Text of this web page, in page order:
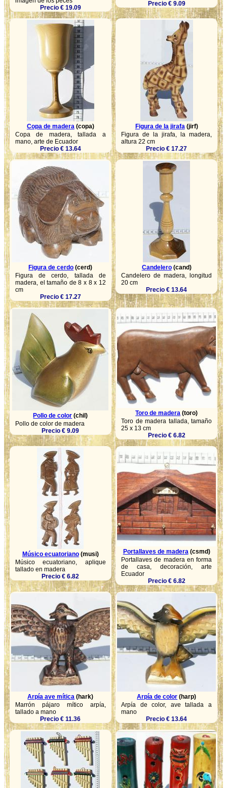
Precio € 19.09
Precio € 9.09
Copa de madera(copa)
Copa de madera, tallada a
mano, arte de Ecuador
Precio € 13.64
Figura de la jirafa(jirf)
Figura de la jirafa, la madera,
altura 22 cm
Precio € 17.27
Figura de cerdo (cerd)
Figura de cerdo, tallada de
madera, el tamaño de 8 x 8 x 12
cm
Precio € 17.27
Candelero(cand)
Candelero de madera, longitud
20 cm
Precio € 13.64
Pollo de color (chil)
Pollo de color de madera
Precio € 9.09
Toro de madera (toro)
Toro de madera tallada, tamaño
25 x 13 cm
Precio € 6.82
Músico ecuatoriano(musi)
Músico ecuatoriano, aplique
tallado en madera
Precio € 6.82
Portallaves de madera (csmd)
Portallaves de madera en forma
de casa, decoración, arte
Ecuador
Precio € 6.82
Arpía ave mítica (hark)
Marrón pájaro mítico arpía,
tallado a mano
Precio € 11.36
Arpía de color (harp)
Arpía de color, ave tallada a
mano
Precio € 13.64